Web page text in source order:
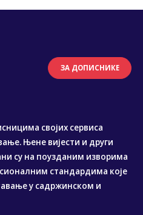
ЗА ДОПИСНИКЕ
својих сервиса
Њене вијести и други
су на поузданим изворима
стандардима које
у садржинском и